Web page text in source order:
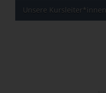
Unsere Kursleiter*innen